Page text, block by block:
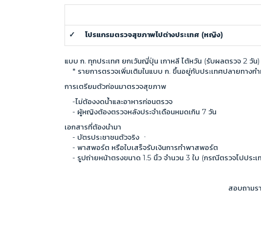
✓ โปรแกรมตรวจสุขภาพไปต่างประเทศ (หญิง)
แบบ ก. ทุกประเทศ ยกเว้นญี่ปุ่น เกาหลี ไต้หวัน (รับผลตรวจ 2 วัน)
* รายการตรวจเพิ่มเติมในแบบ ก. ขึ้นอยู่กับประเทศปลายทางก
การเตรียมตัวก่อนมาตรวจสุขภาพ
-ไม่ต้องงดน้ำและอาหารก่อนตรวจ
- ผู้หญิงต้องตรวจหลังประจำเดือนหมดเกิน 7 วัน
เอกสารที่ต้องนำมา
- บัตรประชาชนตัวจริง ㆍ
- พาสพอร์ต หรือใบเสร็จรับเงินการทำพาสพอร์ต
- รูปถ่ายหน้าตรงขนาด 1.5 นิ้ว จำนวน 3 ใบ (กรณีตรวจไปประเ
สอบถามร